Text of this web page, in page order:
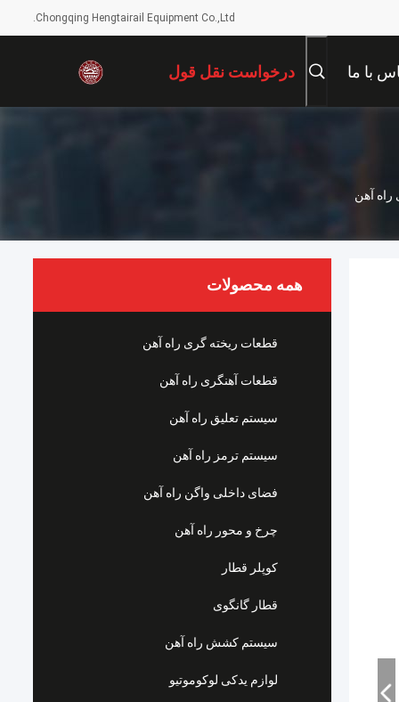
Chongqing Hengtairail Equipment Co.,Ltd.
با ما درخواست نقل قول
همه محصولات
قطعات ریخته گری راه آهن
قطعات آهنگری راه آهن
سیستم تعلیق راه آهن
سیستم ترمز راه آهن
فضای داخلی واگن راه آهن
چرخ و محور راه آهن
کوپلر قطار
قطار گانگوی
سیستم کشش راه آهن
لوازم یدکی لوکوموتیو